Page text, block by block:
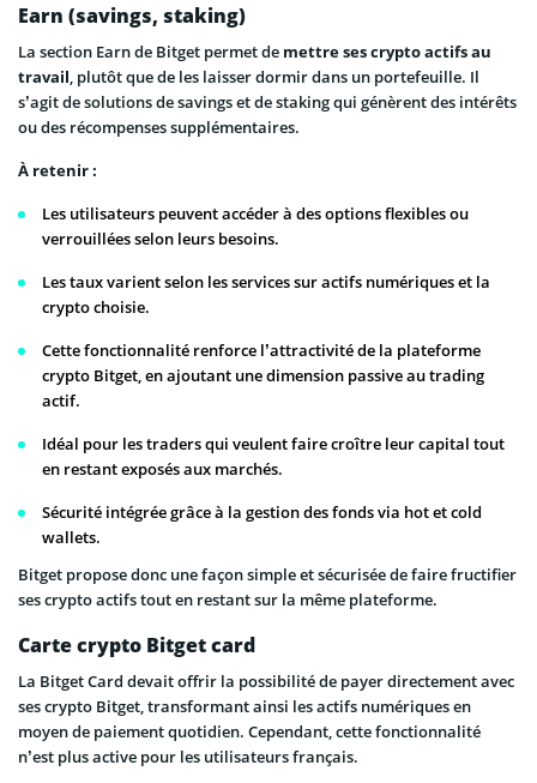
Earn (savings, staking)
La section Earn de Bitget permet de mettre ses crypto actifs au
travail, plutôt que de les laisser dormir dans un portefeuille. Il
s’agit de solutions de savings et de staking qui génèrent des intérêts
ou des récompenses supplémentaires.
À retenir :
Les utilisateurs peuvent accéder à des options flexibles ou
verrouillées selon leurs besoins.
Les taux varient selon les services sur actifs numériques et la
crypto choisie.
Cette fonctionnalité renforce l’attractivité de la plateforme
crypto Bitget, en ajoutant une dimension passive au trading
actif.
Idéal pour les traders qui veulent faire croître leur capital tout
en restant exposés aux marchés.
Sécurité intégrée grâce à la gestion des fonds via hot et cold
wallets.
Bitget propose donc une façon simple et sécurisée de faire fructifier
ses crypto actifs tout en restant sur la même plateforme.
Carte crypto Bitget card
La Bitget Card devait offrir la possibilité de payer directement avec
ses crypto Bitget, transformant ainsi les actifs numériques en
moyen de paiement quotidien. Cependant, cette fonctionnalité
n’est plus active pour les utilisateurs français.